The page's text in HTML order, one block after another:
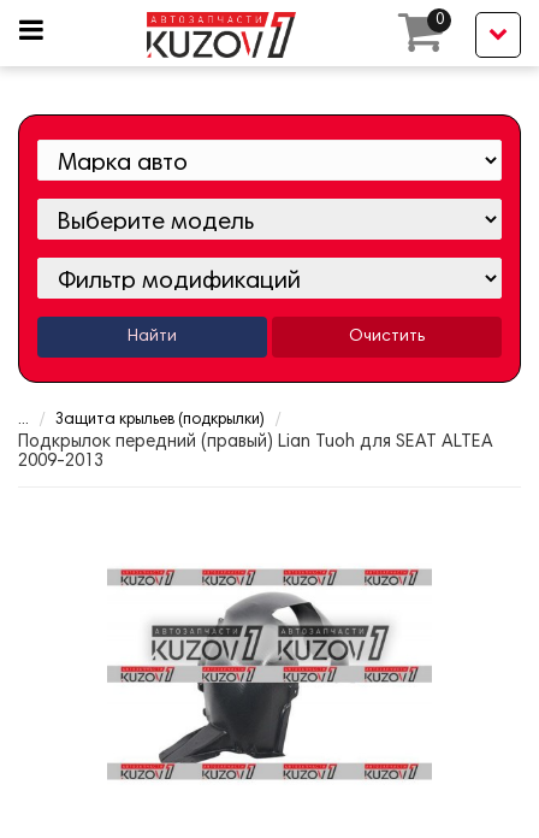
0
Найти Очистить
... Защита крыльев (подкрылки)
Подкрылок передний (правый) Lian Tuoh для SEAT ALTEA
2009-2013